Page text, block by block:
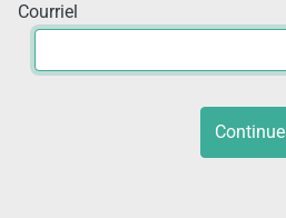
Courriel
Continue